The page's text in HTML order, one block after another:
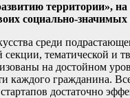
территории», на
социально-значимых
среди
тематической и
на достойном
каждого гражданина.
достаточно